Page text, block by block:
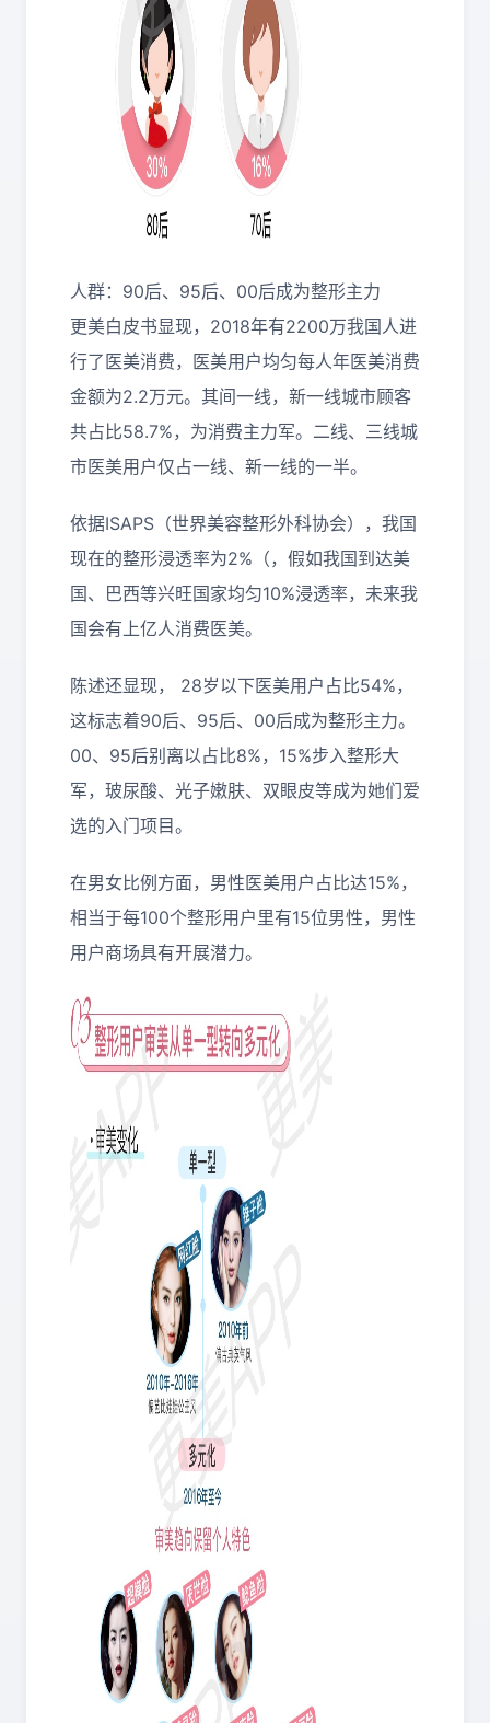
人群：90后、95后、00后成为整形主力
更美白皮书显现，2018年有2200万我国人进
行了医美消费，医美用户均匀每人年医美消费
金额为2.2万元。其间一线，新一线城市顾客
共占比58.7%，为消费主力军。二线、三线城
市医美用户仅占一线、新一线的一半。
依据ISAPS（世界美容整形外科协会），我国
现在的整形浸透率为2%（，假如我国到达美
国、巴西等兴旺国家均匀10%浸透率，未来我
国会有上亿人消费医美。
陈述还显现， 28岁以下医美用户占比54%，
这标志着90后、95后、00后成为整形主力。
00、95后别离以占比8%，15%步入整形大
军，玻尿酸、光子嫩肤、双眼皮等成为她们爱
选的入门项目。
在男女比例方面，男性医美用户占比达15%，
相当于每100个整形用户里有15位男性，男性
用户商场具有开展潜力。